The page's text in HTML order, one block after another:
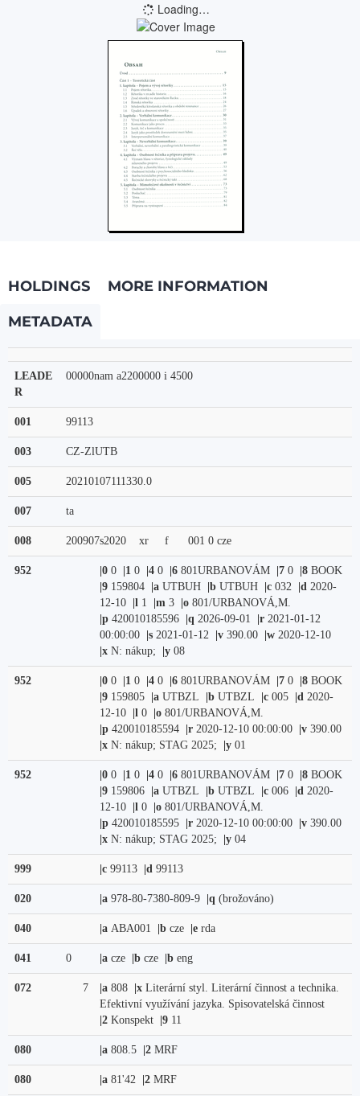
Loading…
HOLDINGS
MORE INFORMATION
METADATA
LEADE
R
00000nam a2200000 i 4500
001 99113
003 CZ-ZlUTB
005 20210107111330.0
007 ta
008 200907s2020    xr     f      001 0 cze
952 |0 0 |1 0 |4 0 |6 801URBANOVÁM |7 0 |8 BOOK
|9 159804 |a UTBUH |b UTBUH |c 032 |d 2020-
12-10
|l 1 |m 3 |o 801/URBANOVÁ,M.
|p 420010185596 |q 2026-09-01 |r 2021-01-12
00:00:00
|s 2021-01-12 |v 390.00 |w 2020-12-10
|x N: nákup; |y 08
952 |0 0 |1 0 |4 0 |6 801URBANOVÁM |7 0 |8 BOOK
|9 159805 |a UTBZL |b UTBZL |c 005 |d 2020-
12-10
|l 0 |o 801/URBANOVÁ,M.
|p 420010185594 |r 2020-12-10 00:00:00 |v 390.00
|x N: nákup; STAG 2025; |y 01
952 |0 0 |1 0 |4 0 |6 801URBANOVÁM |7 0 |8 BOOK
|9 159806 |a UTBZL |b UTBZL |c 006 |d 2020-
12-10
|l 0 |o 801/URBANOVÁ,M.
|p 420010185595 |r 2020-12-10 00:00:00 |v 390.00
|x N: nákup; STAG 2025; |y 04
999 |c 99113 |d 99113
020 |a 978-80-7380-809-9 |q (brožováno)
040 |a ABA001 |b cze |e rda
041 0 |a cze |b cze |b eng
072 7 |a 808 |x Literární styl. Literární činnost a technika.
Efektivní využívání jazyka. Spisovatelská činnost
|2 Konspekt |9 11
080 |a 808.5 |2 MRF
080 |a 81'42 |2 MRF